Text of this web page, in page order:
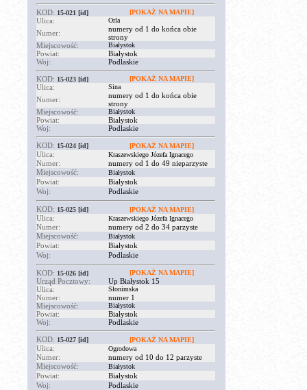
KOD: 15-021 [id] [POKAŻ NA MAPIE]
Ulica: Orla
Numer:
numery od 1 do końca obie
strony
Miejscowość:
Białystok
Powiat:
Białystok
Woj:
Podlaskie
KOD: 15-023 [id] [POKAŻ NA MAPIE]
Ulica: Sina
Numer:
numery od 1 do końca obie
strony
Miejscowość:
Białystok
Powiat:
Białystok
Woj:
Podlaskie
KOD: 15-024 [id] [POKAŻ NA MAPIE]
Ulica: Kraszewskiego Józefa Ignacego
Numer:
numery od 1 do 49 nieparzyste
Miejscowość:
Białystok
Powiat:
Białystok
Woj:
Podlaskie
KOD: 15-025 [id] [POKAŻ NA MAPIE]
Ulica: Kraszewskiego Józefa Ignacego
Numer:
numery od 2 do 34 parzyste
Miejscowość:
Białystok
Powiat:
Białystok
Woj:
Podlaskie
KOD: 15-026 [id] [POKAŻ NA MAPIE]
Urząd Pocztowy:
Up Białystok 15
Ulica:
Słonimska
Numer:
numer 1
Miejscowość:
Białystok
Powiat:
Białystok
Woj:
Podlaskie
KOD: 15-027 [id] [POKAŻ NA MAPIE]
Ulica: Ogrodowa
Numer:
numery od 10 do 12 parzyste
Miejscowość:
Białystok
Powiat:
Białystok
Woj:
Podlaskie